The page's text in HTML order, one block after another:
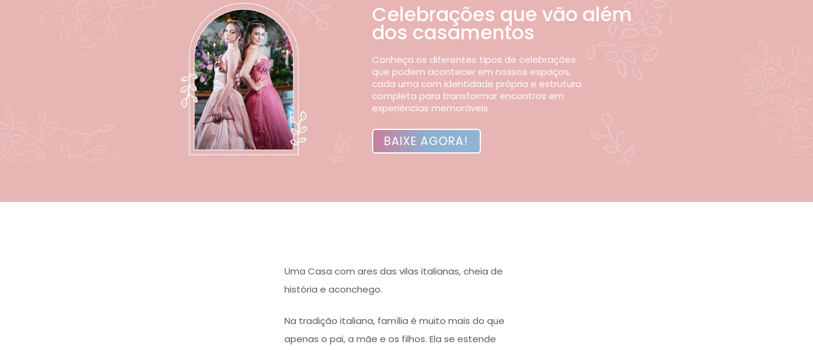
Celebrações que vão além
dos casamentos
Conheça os diferentes tipos de celebrações
que podem acontecer em nossos espaços,
cada uma com identidade própria e estrutura
completa para transformar encontros em
experiências memoráveis.
BAIXE AGORA!
Uma Casa com ares das vilas italianas, cheia de
história e aconchego.
Na tradição italiana, família é muito mais do que
apenas o pai, a mãe e os filhos. Ela se estende